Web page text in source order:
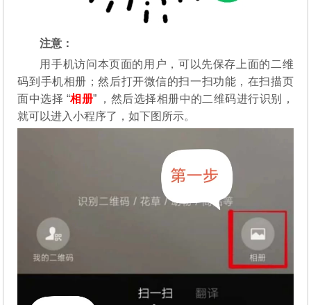
注意：
用手机访问本页面的用户，可以先保存上面的二维
码到手机相册；然后打开微信的扫一扫功能，在扫描页
面中选择 “相册” ，然后选择相册中的二维码进行识别，
就可以进入小程序了，如下图所示。